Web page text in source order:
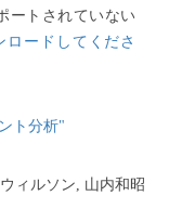
ートされていない
ロードしてくださ
ト分析"
ィルソン, 山内和昭